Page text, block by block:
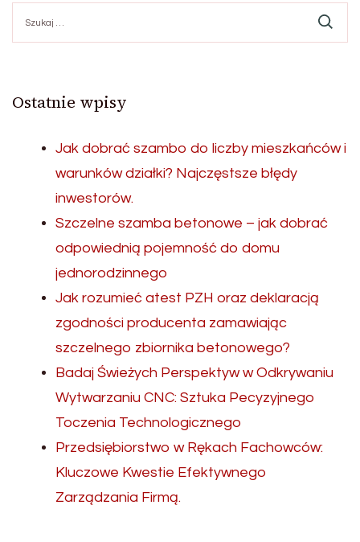
Ostatnie wpisy
Jak dobrać szambo do liczby mieszkańców i
warunków działki? Najczęstsze błędy
inwestorów.
Szczelne szamba betonowe – jak dobrać
odpowiednią pojemność do domu
jednorodzinnego
Jak rozumieć atest PZH oraz deklaracją
zgodności producenta zamawiając
szczelnego zbiornika betonowego?
Badaj Świeżych Perspektyw w Odkrywaniu
Wytwarzaniu CNC: Sztuka Pecyzyjnego
Toczenia Technologicznego
Przedsiębiorstwo w Rękach Fachowców:
Kluczowe Kwestie Efektywnego
Zarządzania Firmą.